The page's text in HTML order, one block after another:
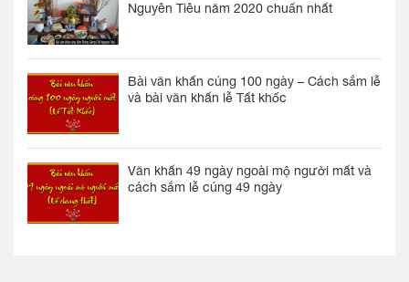
Nguyên Tiêu năm 2020 chuẩn nhất
Bài văn khấn cúng 100 ngày – Cách sắm lễ
và bài văn khấn lễ Tất khốc
Văn khấn 49 ngày ngoài mộ người mất và
cách sắm lễ cúng 49 ngày